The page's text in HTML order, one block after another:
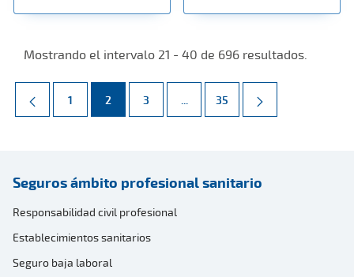
Mostrando el intervalo 21 - 40 de 696 resultados.
Página
1 Página
2 Página
3 ... Páginas intermedias Use TAB
Página
35
Seguros ámbito profesional sanitario
Responsabilidad civil profesional
Establecimientos sanitarios
Seguro baja laboral